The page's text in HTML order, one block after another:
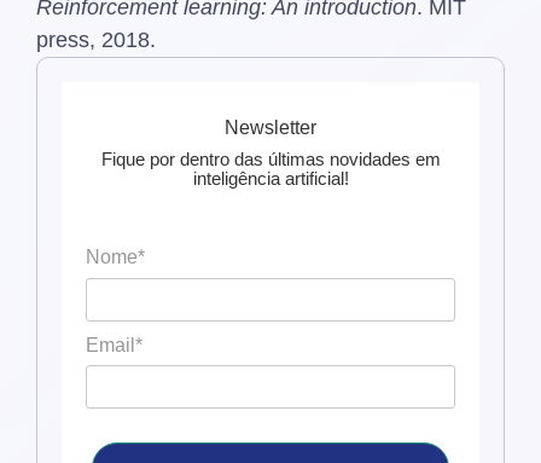
Reinforcement learning: An introduction. MIT
press, 2018.
Newsletter
Fique por dentro das últimas novidades em
inteligência artificial!
Nome*
Email*